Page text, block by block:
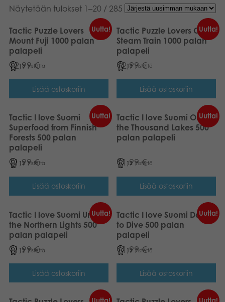
Näytetään tulokset 1–20 / 285
Uutta!
Tactic Puzzle Lovers
Mount Fuji 1000 palan
palapeli
12,99€
13 Pistettä
Lisää ostoskoriin
Uutta!
Tactic Puzzle Lovers Old
Steam Train 1000 palan
palapeli
12,99€
13 Pistettä
Lisää ostoskoriin
Uutta!
Tactic I love Suomi
Superfood from Finnish
Forests 500 palan
palapeli
11,99€
12 Pistettä
Lisää ostoskoriin
Uutta!
Tactic I love Suomi One of
the Thousand Lakes 500
palan palapeli
11,99€
12 Pistettä
Lisää ostoskoriin
Uutta!
Tactic I love Suomi Under
the Northern Lights 500
palan palapeli
11,99€
12 Pistettä
Lisää ostoskoriin
Uutta!
Tactic I love Suomi Dare
to Dive 500 palan
palapeli
11,99€
12 Pistettä
Lisää ostoskoriin
Uutta! Uutta!